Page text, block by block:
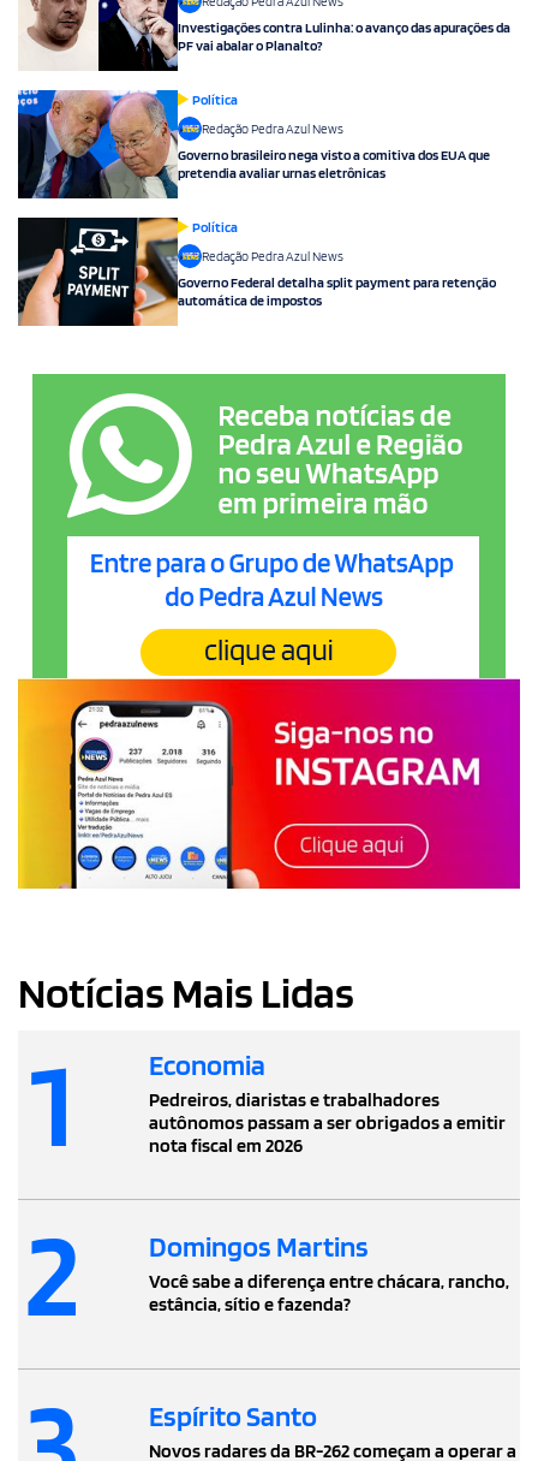
Investigações contra Lulinha: o avanço das apurações da
PF vai abalar o Planalto?
Política
Redação Pedra Azul News
Governo brasileiro nega visto a comitiva dos EUA que
pretendia avaliar urnas eletrônicas
Política
Redação Pedra Azul News
Governo Federal detalha split payment para retenção
automática de impostos
Notícias Mais Lidas
1 Economia
Pedreiros, diaristas e trabalhadores
autônomos passam a ser obrigados a emitir
nota fiscal em 2026
2 Domingos Martins
Você sabe a diferença entre chácara, rancho,
estância, sítio e fazenda?
Espírito Santo
Novos radares da BR-262 começam a operar a